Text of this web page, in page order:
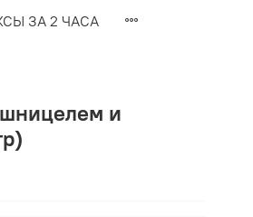
ЗА 2 ЧАСА
шницелем и